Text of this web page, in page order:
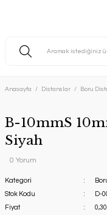
Anasayfa Distanslar Boru
B-10mmS
Siyah
0 Yorum
Kategori
Stok Kodu
D-
Fiyat